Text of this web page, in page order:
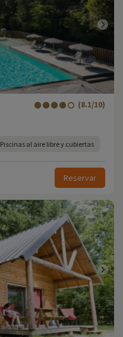
(8.1/10)
Piscinas al aire libre y cubiertas
Reservar